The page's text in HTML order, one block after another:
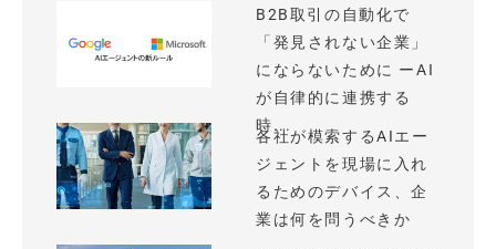
B2B取引の自動化で
「発見されない企業」
にならないために ーAI
が自律的に連携する
時...
各社が模索するAIエー
ジェントを現場に入れ
るためのデバイス、企
業は何を問うべきか